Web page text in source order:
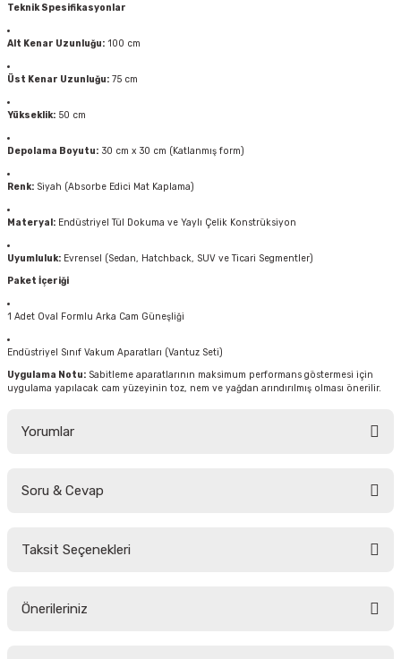
Teknik Spesifikasyonlar
Alt Kenar Uzunluğu: 100 cm
Üst Kenar Uzunluğu: 75 cm
Yükseklik: 50 cm
Depolama Boyutu: 30 cm x 30 cm (Katlanmış form)
Renk: Siyah (Absorbe Edici Mat Kaplama)
Materyal: Endüstriyel Tül Dokuma ve Yaylı Çelik Konstrüksiyon
Uyumluluk: Evrensel (Sedan, Hatchback, SUV ve Ticari Segmentler)
Paket İçeriği
1 Adet Oval Formlu Arka Cam Güneşliği
Endüstriyel Sınıf Vakum Aparatları (Vantuz Seti)
Uygulama Notu: Sabitleme aparatlarının maksimum performans göstermesi için
uygulama yapılacak cam yüzeyinin toz, nem ve yağdan arındırılmış olması önerilir.
Yorumlar
Soru & Cevap
Taksit Seçenekleri
Önerileriniz